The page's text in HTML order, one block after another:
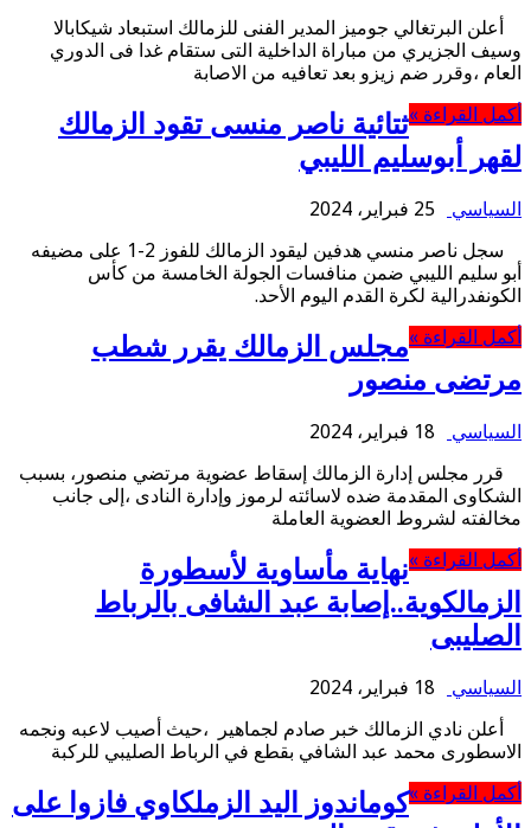
أعلن البرتغالي جوميز المدير الفنى للزمالك استبعاد شيكابالا
وسيف الجزيري من مباراة الداخلية التى ستقام غدا فى الدوري
العام ،وقرر ضم زيزو بعد تعافيه من الاصابة
أكمل القراءة »ثتائية ناصر منسى تقود الزمالك
لقهر أبوسليم الليبي
السياسي
25 فبراير، 2024
سجل ناصر منسي هدفين ليقود الزمالك للفوز 2-1 على مضيفه
أبو سليم الليبي ضمن منافسات الجولة الخامسة من كأس
الكونفدرالية لكرة القدم اليوم الأحد.
أكمل القراءة »مجلس الزمالك يقرر شطب
مرتضى منصور
السياسي
18 فبراير، 2024
قرر مجلس إدارة الزمالك إسقاط عضوية مرتضي منصور، بسبب
الشكاوى المقدمة ضده لاسائته لرموز وإدارة النادى ،إلى جانب
مخالفته لشروط العضوية العاملة
أكمل القراءة »نهاية مأساوية لأسطورة
الزمالكوية..إصابة عبد الشافى بالرباط
الصليبى
السياسي
18 فبراير، 2024
أعلن نادي الزمالك خبر صادم لجماهير ،حيث أصيب لاعبه ونجمه
الاسطورى محمد عبد الشافي بقطع في الرباط الصليبي للركبة
أكمل القراءة »كوماندوز اليد الزملكاوي فازوا على